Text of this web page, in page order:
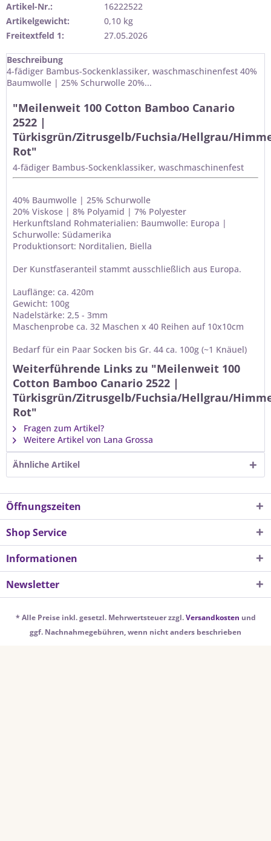
Artikel-Nr.:
16222522
Artikelgewicht:
0,10 kg
Freitextfeld 1:
27.05.2026
Beschreibung
4-fädiger Bambus-Sockenklassiker, waschmaschinenfest 40%
Baumwolle | 25% Schurwolle 20%...
"Meilenweit 100 Cotton Bamboo Canario
2522 |
Türkisgrün/Zitrusgelb/Fuchsia/Hellgrau/
Rot"
4-fädiger Bambus-Sockenklassiker, waschmaschinenfest
40% Baumwolle | 25% Schurwolle
20% Viskose | 8% Polyamid | 7% Polyester
Herkunftsland Rohmaterialien: Baumwolle: Europa |
Schurwolle: Südamerika
Produktionsort: Norditalien, Biella
Der Kunstfaseranteil stammt ausschließlich aus Europa.
Lauflänge: ca. 420m
Gewicht: 100g
Nadelstärke: 2,5 - 3mm
Maschenprobe ca. 32 Maschen x 40 Reihen auf 10x10cm
Bedarf für ein Paar Socken bis Gr. 44 ca. 100g (~1 Knäuel)
Weiterführende Links zu "Meilenweit 100
Cotton Bamboo Canario 2522 |
Türkisgrün/Zitrusgelb/Fuchsia/Hellgrau/
Rot"
Fragen zum Artikel?
Weitere Artikel von Lana Grossa
Ähnliche Artikel
Öffnungszeiten
Shop Service
Informationen
Newsletter
* Alle Preise inkl. gesetzl. Mehrwertsteuer zzgl.Versandkosten und
ggf. Nachnahmegebühren, wenn nicht anders beschrieben